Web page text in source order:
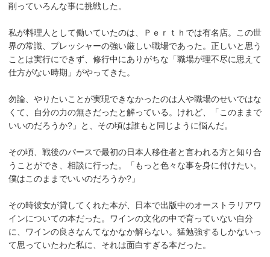
削っていろんな事に挑戦した。
私が料理人として働いていたのは、Ｐｅｒｔｈでは有名店。この世
界の常識、プレッシャーの強い厳しい職場であった。正しいと思う
ことは実行にできず、修行中にありがちな「職場が理不尽に思えて
仕方がない時期」がやってきた。
勿論、やりたいことが実現できなかったのは人や職場のせいではな
くて、自分の力の無さだったと解っている。けれど、「このままで
いいのだろうか?」と、その頃は誰もと同じように悩んだ。
その頃、戦後のパースで最初の日本人移住者と言われる方と知り合
うことができ、相談に行った。「もっと色々な事を身に付けたい。
僕はこのままでいいのだろうか?」
その時彼女が貸してくれた本が、日本で出版中のオーストラリアワ
インについての本だった。ワインの文化の中で育っていない自分
に、ワインの良さなんてなかなか解らない。猛勉強するしかないっ
て思っていたわた私に、それは面白すぎる本だった。